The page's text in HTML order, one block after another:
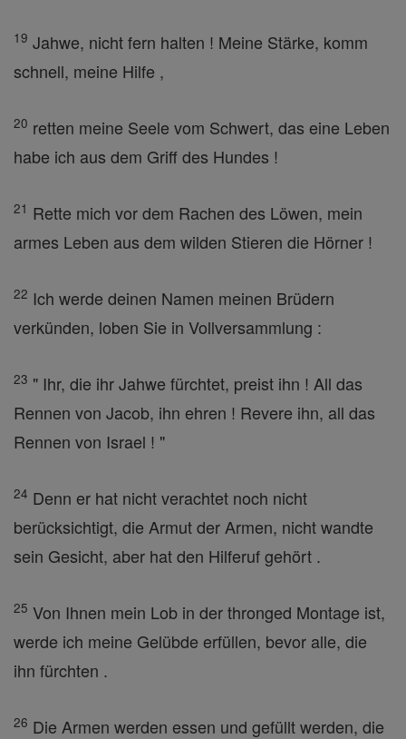
19 Jahwe, nicht fern halten ! Meine Stärke, komm
schnell, meine Hilfe ,
20 retten meine Seele vom Schwert, das eine Leben
habe ich aus dem Griff des Hundes !
21 Rette mich vor dem Rachen des Löwen, mein
armes Leben aus dem wilden Stieren die Hörner !
22 Ich werde deinen Namen meinen Brüdern
verkünden, loben Sie in Vollversammlung :
23 " Ihr, die ihr Jahwe fürchtet, preist ihn ! All das
Rennen von Jacob, ihn ehren ! Revere ihn, all das
Rennen von Israel ! "
24 Denn er hat nicht verachtet noch nicht
berücksichtigt, die Armut der Armen, nicht wandte
sein Gesicht, aber hat den Hilferuf gehört .
25 Von Ihnen mein Lob in der thronged Montage ist,
werde ich meine Gelübde erfüllen, bevor alle, die
ihn fürchten .
26 Die Armen werden essen und gefüllt werden, die